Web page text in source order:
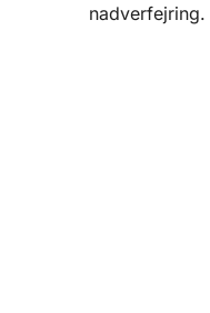
nadverfejring.